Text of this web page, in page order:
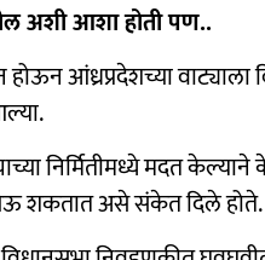
अशी आशा होती पण..
आंध्रप्रदेशच्या
निर्मितीमध्ये मदत
येऊ शकतात असे संकेत दिले होते.